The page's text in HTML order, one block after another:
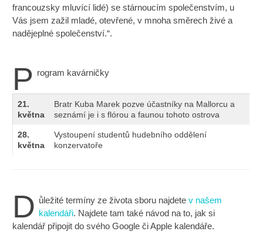
francouzsky mluvící lidé) se stárnoucím společenstvím, u
Vás jsem zažil mladé, otevřené, v mnoha směrech živé a
nadějeplné společenství.“.
P rogram kavárničky
21.
května
Bratr Kuba Marek pozve účastníky na Mallorcu a
seznámí je i s flórou a faunou tohoto ostrova
28.
května
Vystoupení studentů hudebního oddělení
konzervatoře
D ůležité termíny ze života sboru najdete v našem
kalendáři. Najdete tam také návod na to, jak si
kalendář připojit do svého Google či Apple kalendáře.